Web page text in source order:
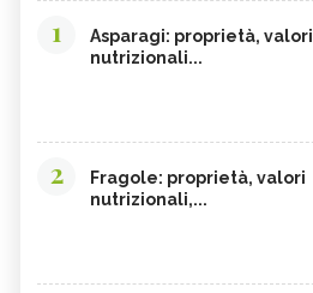
1
Asparagi: proprietà, valori
nutrizionali...
2
Fragole: proprietà, valori
nutrizionali,...